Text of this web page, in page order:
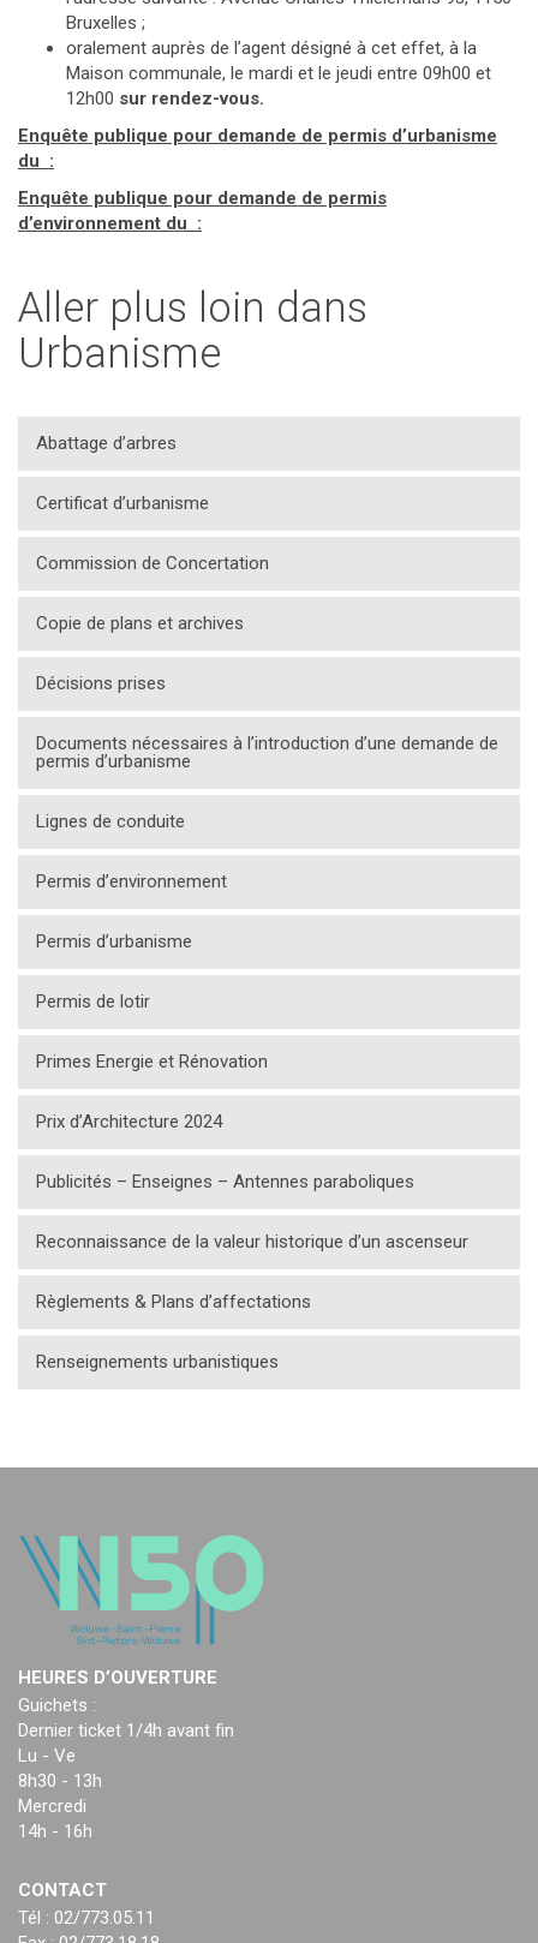
Bruxelles ;
oralement auprès de l’agent désigné à cet effet, à la
Maison communale, le mardi et le jeudi entre 09h00 et
12h00 sur rendez-vous.
Enquête publique pour demande de permis d’urbanisme
du :
Enquête publique pour demande de permis
d’environnement du :
Aller plus loin dans
Urbanisme
Abattage d’arbres
Certificat d’urbanisme
Commission de Concertation
Copie de plans et archives
Décisions prises
Documents nécessaires à l’introduction d’une demande de
permis d’urbanisme
Lignes de conduite
Permis d’environnement
Permis d’urbanisme
Permis de lotir
Primes Energie et Rénovation
Prix d’Architecture 2024
Publicités – Enseignes – Antennes paraboliques
Reconnaissance de la valeur historique d’un ascenseur
Règlements & Plans d’affectations
Renseignements urbanistiques
HEURES D’OUVERTURE
Guichets :
Dernier ticket 1/4h avant fin
Lu - Ve
8h30 - 13h
Mercredi
14h - 16h
CONTACT
Tél : 02/773.05.11